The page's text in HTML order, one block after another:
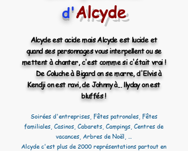
d'Alcyde
Alcyde est acide mais Alcyde est lucide et
quand ses personnages vous interpellent ou se
mettent à chanter,c'est comme si c'était vrai !
De Coluche à Bigard on se marre, d'Elvis à
Kendji on est ravi, de Johnny à... llyday on est
bluffés !
Soirées d'entreprises, Fêtes patronales, Fêtes
familiales, Casinos, Cabarets, Campings, Centres de
vacances, Arbres de Noël, ...
Alcyde c'est plus de 2000 représentations partout en